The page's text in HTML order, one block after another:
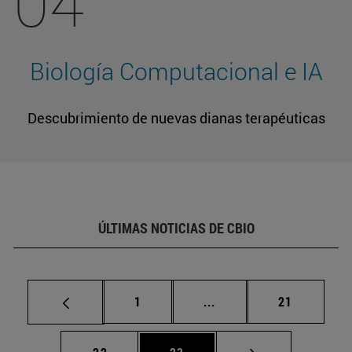
Biología Computacional e IA
Descubrimiento de nuevas dianas terapéuticas
ÚLTIMAS NOTICIAS DE CBIO
Página
1 ... Páginas intermedias
Página
21